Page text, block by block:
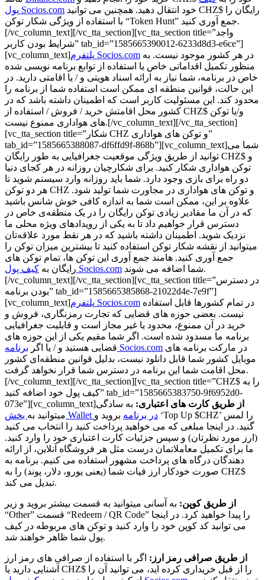
پول Socios.com
با استفاده از ویژگی شکار توکن “Token Hunt” جمع آوری کنید.
[/vc_column_text][/vc_tta_section][vc_tta_section title=”واجد
شرایط بودن کاربر” tab_id=”1585665390012-6233d8d3-e6ce”]
[vc_column_text]
پلتفرم Socios.com
منظور تکمیل اقداماتی خاص یا استفاده از توابع برنامه نویسی شده
خاص در برنامه، شما نیاز به ارائه اسناد هویتی و / یا اقامتی دارید. در
این حالت، قوانین منطقه ای ممکن است استفاده شما از برنامه را
محدود کند. این مسئولیت کاربر است که اطمینان داشته باشد که در
کشور محل اقامتش خرید / فروش / استفاده از CHZ$ و/یا توکن
های هواداری ممنوع نیست.[/vc_column_text][/vc_tta_section]
[vc_tta_section title=”شکار CHZ و توکن های هواداری”
tab_id=”1585665388087-df6ffd9f-868b”][vc_column_text]شما می
توانید از طریق ویژگی موقعیت جغرافیایی به طور رایگان CHZ$ و
توکن هواداری شکار کنید. برای شکارچیان روزانه در هر کجای دنیا
دو راه برای بازی وجود دارد. شما باید روزانه وارد سیستم شوید تا
هر دو توکن CHZ و توکن های هواداری در مجاورت شما تولید شود.
علاوه بر این، ممکن است شما به اندازه کافی خوش شانس باشید
که در آن ما مقادیر زیادی توکن رایگان را در یک منطقه‌ی خاص در
دسترس قرار خواهیم داد تا به یکی از رویدادهای ویژه محلی ما
نزدیک شوید. اطمینان داشته باشید که در هر نقط مورد علاقه‌تان
میتوانید از نقشه شکار توکن استفاده کنید تا بیشترین میزان توکن را
جمع آوری کنید. هامند جمع آوری این توکن ها، تمام توکن های
رایگان به کیف پول Socios.com
[/vc_column_text][/vc_tta_section][vc_tta_section title=”در دسترس
بودن برنامه” tab_id=”1585665385868-21022d4e-7e9f”]
[vc_column_text]
پلتفرم Socios.com
نیست. بعضی حوزه های قضایی که تجارت رمزنگاری، فروش و
خرید در آن ممنوع، محدود یا غیر مجاز است و قابلیت جغرافیایی
برنامه ما مسدود شده است. اگر شما مقیم یکی از این حوزه های
قضایی هستید و / یا اگر برنامه Socios.com
موبایل کشور شما قابل دانلود نیست، بدلیل قوانین منطقه‌ای کشور
محل اقامت شما این برنامه در دسترس شما قرار نخواهد گرفت.
[/vc_column_text][/vc_tta_section][vc_tta_section title=”CHZ$ را به
کیف پول خود اضافه کنید” tab_id=”1585665383750-9f6952d0-
073e”][vc_column_text]
از طریق کارت های اعتباری: به سادگی
میتوانید به
بخش Wallet در برنامه بروید و ‘Top Up $CHZ’ را لمس
گنید. در اینجا مبلغی که می خواهید پرداخت کنید را انتخاب می کنید
(ارز مورد نظرتان) و سپس جزئیات کارت اعتباری خود را وارد کنید.
ما برای تکمیل معاملاتمان درست مثل هر فروشگاه آنلاین، از ارائه
دهندگان درگاه های پرداخت مشهور استفاده می کنیم. برنامه به
صورت خودکار ارز فیات شما (یعنی یورو، دلار، پوند) را به CHZ$
تبدیل می کند.
از طریق کوپن: به آسانی میتوانید به قسمت بیشتر بروید و زیر
“Other” قسمت “Redeem / QR Code” را پیدا خواهید کرد. در اینجا
می توانید کد کوپن خود را وارد کنید و توکن های مربوطه در کیف
پول شما ظاهر خواهند شد.
از طریق صرافی رمز ارز: اگر با استفاده از صرافی های رمز ارز
آشنایی دارید یا CHZ$ را از قبل خریداری کرده اید، می توانید آن را